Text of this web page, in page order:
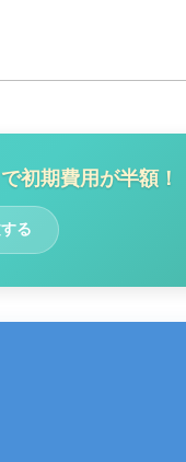
初期費用が半額！
る